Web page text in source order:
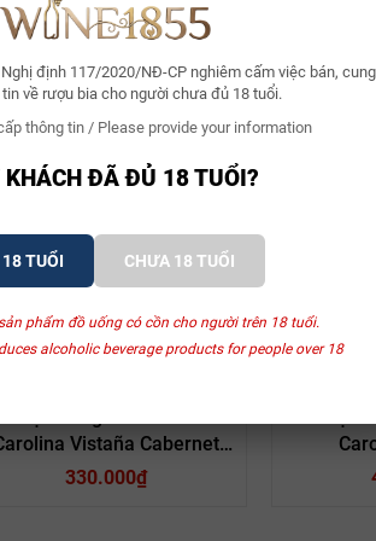
định 117/2020/NĐ-CP nghiêm cấm việc bán, cung
về rượu bia cho người chưa đủ 18 tuổi.
thông tin / Please provide your information
KHÁCH ĐÃ ĐỦ 18 TUỔI?
TUỔI CHƯA 18 TUỔI
phẩm đồ uống có cồn cho người trên 18 tuổi.
alcoholic beverage products for people over 18
PHẨM LIÊN QUAN
Vistaña Cabernet
Sauvignon Merlot
330.000₫
Rượu